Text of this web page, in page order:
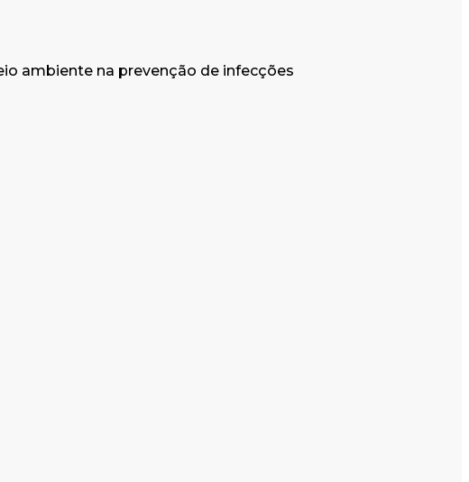
ambiente na prevenção de infecções